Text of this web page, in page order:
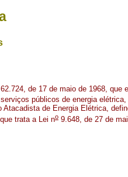
62.724, de 17 de maio de 1968, que
públicos de energia
Atacadista de Energia Elétrica,
trata a Lei no 9.648, de 27 de